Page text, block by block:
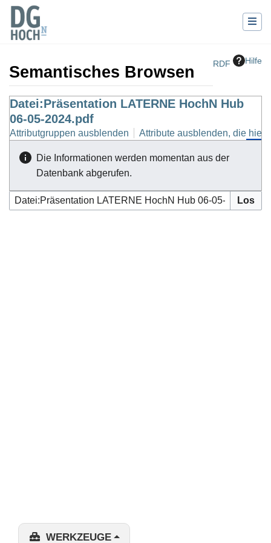
RDF Hilfe
Semantisches Browsen
Wechseln zu:Navigation, Suche
Datei:Präsentation LATERNE HochN Hub
06-05-2024.pdf
Attributgruppen ausblenden Attribute ausblenden, die
Die Informationen werden momentan aus der
Datenbank abgerufen.
WERKZEUGE